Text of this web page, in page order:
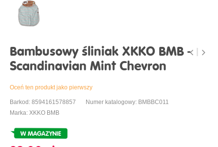
Bambusowy śliniak XKKO BMB -
Scandinavian Mint Chevron
Oceń ten produkt jako pierwszy
Barkod: 8594161578857
Numer katalogowy: BMBBC011
Marka: XKKO BMB